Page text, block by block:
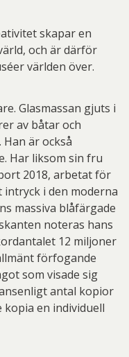
skapar en
och är därför
världen över.
Glasmassan gjuts i
av båtar och
är också
Har liksom sin fru
2018, arbetat för
intryck i den moderna
massiva blåfärgade
noteras hans
12 miljoner
förfogande
som visade sig
antal kopior
kopia en individuell